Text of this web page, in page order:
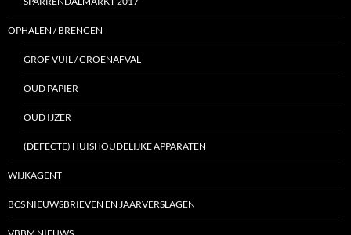
OPHALEN / BRENGEN
GROF VUIL / GROENAFVAL
OUD PAPIER
OUD IJZER
(DEFECTE) HUISHOUDELIJKE APPARATEN
WIJKAGENT
BCS NIEUWSBRIEVEN EN JAARVERSLAGEN